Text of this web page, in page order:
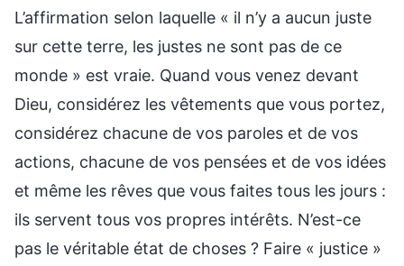
L’affirmation selon laquelle « il n’y a aucun juste
sur cette terre, les justes ne sont pas de ce
monde » est vraie. Quand vous venez devant
Dieu, considérez les vêtements que vous portez,
considérez chacune de vos paroles et de vos
actions, chacune de vos pensées et de vos idées
et même les rêves que vous faites tous les jours :
ils servent tous vos propres intérêts. N’est-ce
pas le véritable état de choses ? Faire « justice »